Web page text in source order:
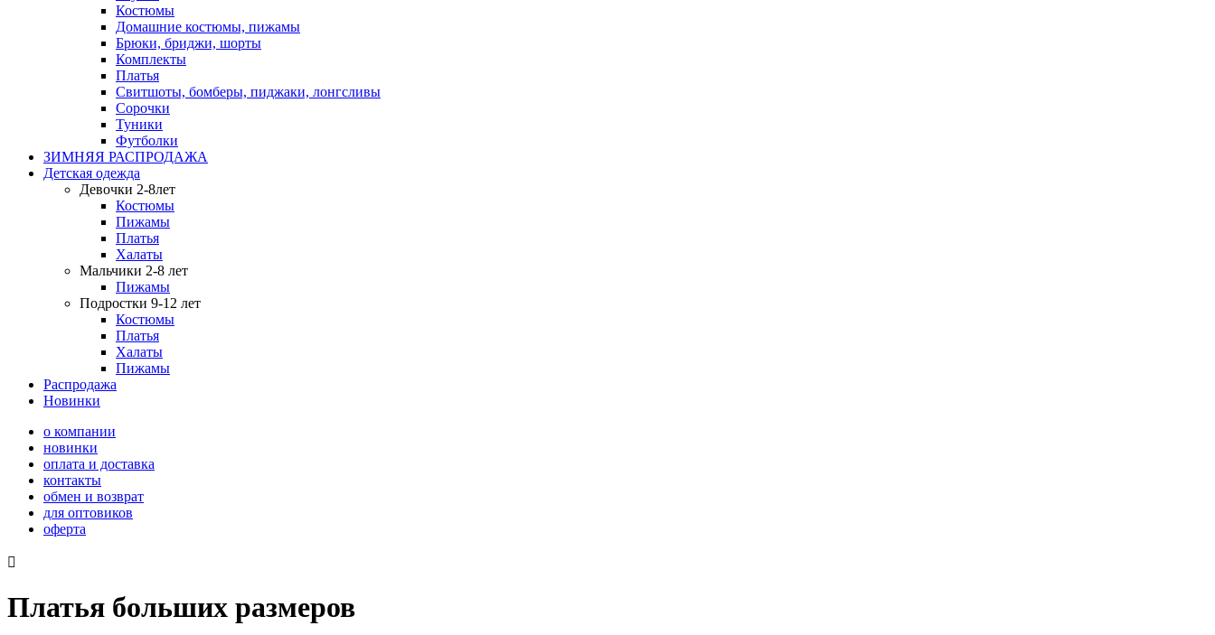
Костюмы
Домашние костюмы, пижамы
Брюки, бриджи, шорты
Комплекты
Платья
Свитшоты, бомберы, пиджаки, лонгсливы
Сорочки
Туники
Футболки
ЗИМНЯЯ РАСПРОДАЖА
Детская одежда
Девочки 2-8лет
Костюмы
Пижамы
Платья
Халаты
Мальчики 2-8 лет
Пижамы
Подростки 9-12 лет
Костюмы
Платья
Халаты
Пижамы
Распродажа
Новинки
о компании
новинки
оплата и доставка
контакты
обмен и возврат
для оптовиков
оферта

Платья больших размеров